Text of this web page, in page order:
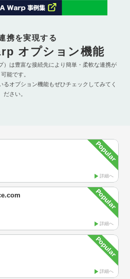
携を実現する
オプション機能
）は豊富な接続先により簡単・柔軟な連携が
可能です。
るオプション機能もぜひチェックしてみてく
ださい。
詳細へ
詳細へ
詳細へ